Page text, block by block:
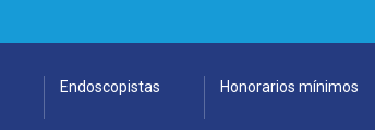
Endoscopistas Honorarios mínimos